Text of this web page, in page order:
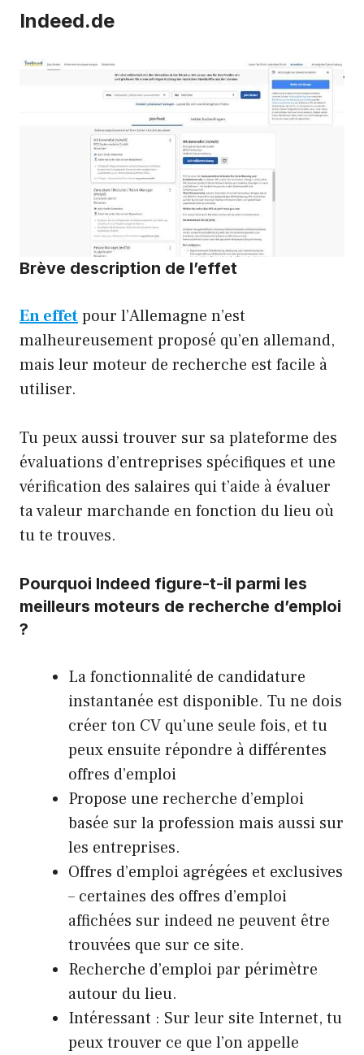
Indeed.de
Brève description de l’effet
En effetpour l’Allemagne n’est
malheureusement proposé qu’en allemand,
mais leur moteur de recherche est facile à
utiliser.
Tu peux aussi trouver sur sa plateforme des
évaluations d’entreprises spécifiques et une
vérification des salaires qui t’aide à évaluer
ta valeur marchande en fonction du lieu où
tu te trouves.
Pourquoi Indeed figure-t-il parmi les
meilleurs moteurs de recherche d’emploi
?
La fonctionnalité de candidature
instantanée est disponible. Tu ne dois
créer ton CV qu’une seule fois, et tu
peux ensuite répondre à différentes
offres d’emploi
Propose une recherche d’emploi
basée sur la profession mais aussi sur
les entreprises.
Offres d’emploi agrégées et exclusives
– certaines des offres d’emploi
affichées sur indeed ne peuvent être
trouvées que sur ce site.
Recherche d’emploi par périmètre
autour du lieu.
Intéressant : Sur leur site Internet, tu
peux trouver ce que l’on appelle